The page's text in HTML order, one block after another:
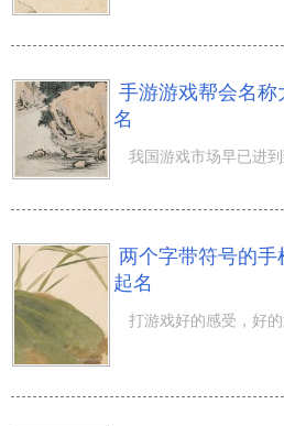
手游游戏帮会名称
名
两个字带符号的手
起名